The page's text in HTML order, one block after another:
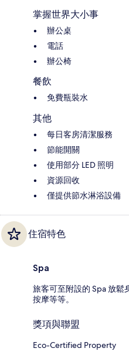
掌握世界大小事
辦公桌
電話
辦公椅
餐飲
免費瓶裝水
其他
每日客房清潔服務
節能開關
使用部分 LED 照明
資源回收
僅提供節水淋浴設備
住宿特色
Spa
旅客可至附設的 Spa 放
按摩等等。
獎項與聯盟
Eco-Certified Property